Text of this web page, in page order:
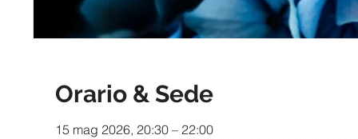
Orario & Sede
15 mag 2026, 20:30 – 22:00